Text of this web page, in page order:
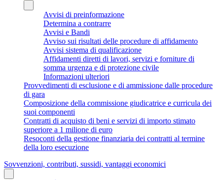
Avvisi di preinformazione
Determina a contrarre
Avvisi e Bandi
Avviso sui risultati delle procedure di affidamento
Avvisi sistema di qualificazione
Affidamenti diretti di lavori, servizi e forniture di
somma urgenza e di protezione civile
Informazioni ulteriori
Provvedimenti di esclusione e di ammissione dalle procedure
di gara
Composizione della commissione giudicatrice e curricula dei
suoi componenti
Contratti di acquisto di beni e servizi di importo stimato
superiore a 1 milione di euro
Resoconti della gestione finanziaria dei contratti al termine
della loro esecuzione
Sovvenzioni, contributi, sussidi, vantaggi economici